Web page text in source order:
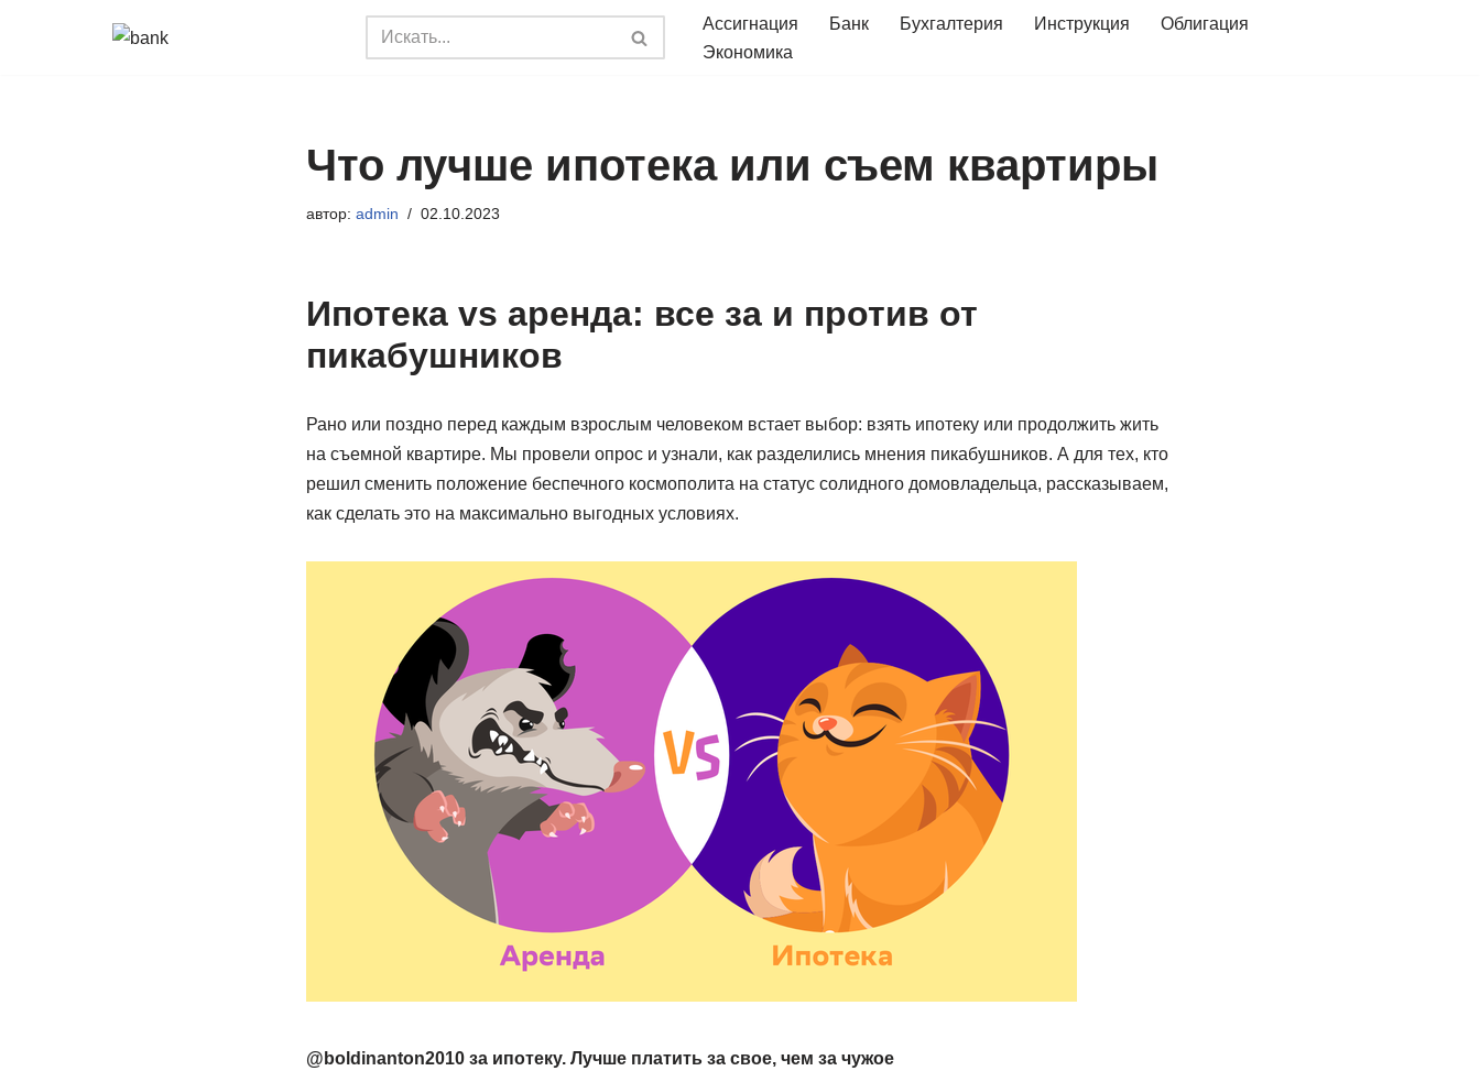
Ассигнация Банк Бухгалтерия Инструкция
Облигация
Экономика
Что лучше ипотека или съем квартиры
автор: admin 02.10.2023
Ипотека vs аренда: все за и против от
пикабушников ⁠ ⁠
Рано или поздно перед каждым взрослым человеком встает выбор: взять ипотеку или продолжить жить
на съемной квартире. Мы провели опрос и узнали, как разделились мнения пикабушников. А для тех, кто
решил сменить положение беспечного космополита на статус солидного домовладельца, рассказываем,
как сделать это на максимально выгодных условиях.
@boldinanton2010 за ипотеку. Лучше платить за свое, чем за чужое